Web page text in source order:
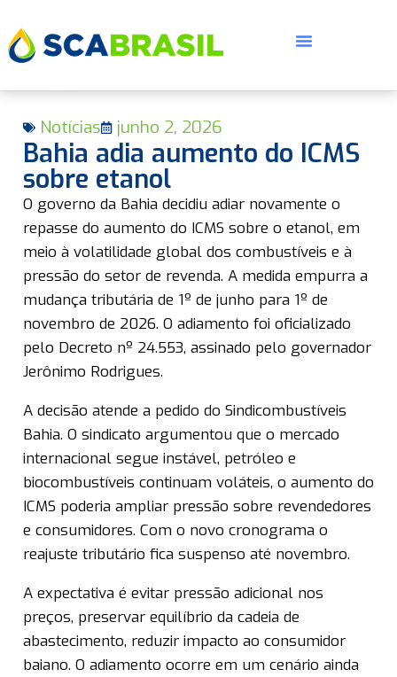
Notícias junho 2, 2026
Bahia adia aumento do ICMS
sobre etanol
O governo da Bahia decidiu adiar novamente o
repasse do aumento do ICMS sobre o etanol, em
meio à volatilidade global dos combustíveis e à
pressão do setor de revenda. A medida empurra a
mudança tributária de 1º de junho para 1º de
novembro de 2026. O adiamento foi oficializado
pelo Decreto nº 24.553, assinado pelo governador
Jerônimo Rodrigues.
A decisão atende a pedido do Sindicombustíveis
Bahia. O sindicato argumentou que o mercado
internacional segue instável, petróleo e
biocombustíveis continuam voláteis, o aumento do
ICMS poderia ampliar pressão sobre revendedores
e consumidores. Com o novo cronograma o
reajuste tributário fica suspenso até novembro.
A expectativa é evitar pressão adicional nos
preços, preservar equilíbrio da cadeia de
abastecimento, reduzir impacto ao consumidor
baiano. O adiamento ocorre em um cenário ainda